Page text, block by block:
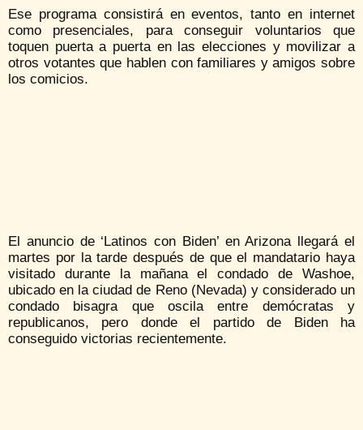
Ese programa consistirá en eventos, tanto en internet
como presenciales, para conseguir voluntarios que
toquen puerta a puerta en las elecciones y movilizar a
otros votantes que hablen con familiares y amigos sobre
los comicios.
El anuncio de ‘Latinos con Biden’ en Arizona llegará el
martes por la tarde después de que el mandatario haya
visitado durante la mañana el condado de Washoe,
ubicado en la ciudad de Reno (Nevada) y considerado un
condado bisagra que oscila entre demócratas y
republicanos, pero donde el partido de Biden ha
conseguido victorias recientemente.